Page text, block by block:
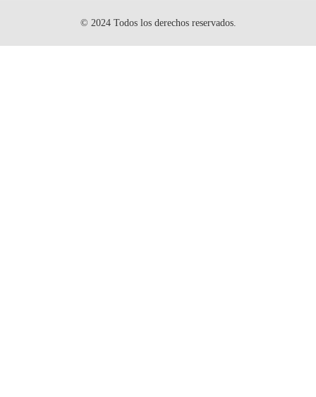
© 2024 Todos los derechos reservados.